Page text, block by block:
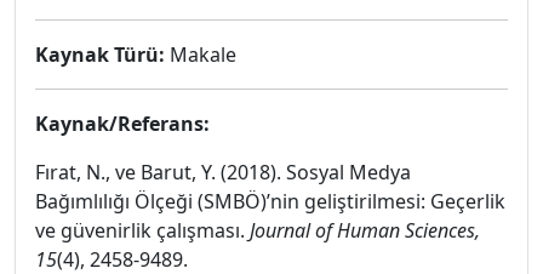
Kaynak Türü: Makale
Kaynak/Referans:
Fırat, N., ve Barut, Y. (2018). Sosyal Medya
Bağımlılığı Ölçeği (SMBÖ)’nin geliştirilmesi: Geçerlik
ve güvenirlik çalışması. Journal of Human Sciences,
15(4), 2458-9489.